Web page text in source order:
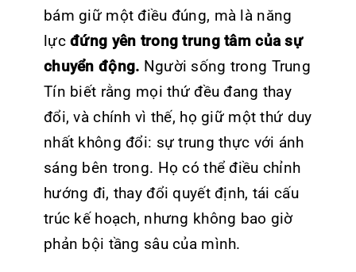
bám giữ một điều đúng, mà là năng
lựcđứng yên trong trung tâm của sự
chuyển động. Người sống trong Trung
Tín biết rằng mọi thứ đều đang thay
đổi, và chính vì thế, họ giữ một thứ duy
nhất không đổi: sự trung thực với ánh
sáng bên trong. Họ có thể điều chỉnh
hướng đi, thay đổi quyết định, tái cấu
trúc kế hoạch, nhưng không bao giờ
phản bội tầng sâu của mình.